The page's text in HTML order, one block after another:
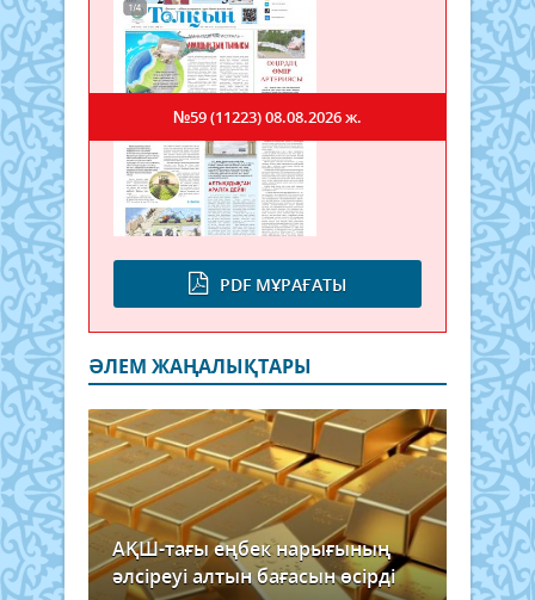
PDF МҰРАҒАТЫ
№59 (11223)08.08.2026 ж.
ӘЛЕМ ЖАҢАЛЫҚТАРЫ
АҚШ-тағы еңбек нарығының
әлсіреуі алтын бағасын өсірді